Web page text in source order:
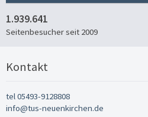
1.939.641
Seitenbesucher seit 2009
Kontakt
tel 05493-9128808
info@tus-neuenkirchen.de